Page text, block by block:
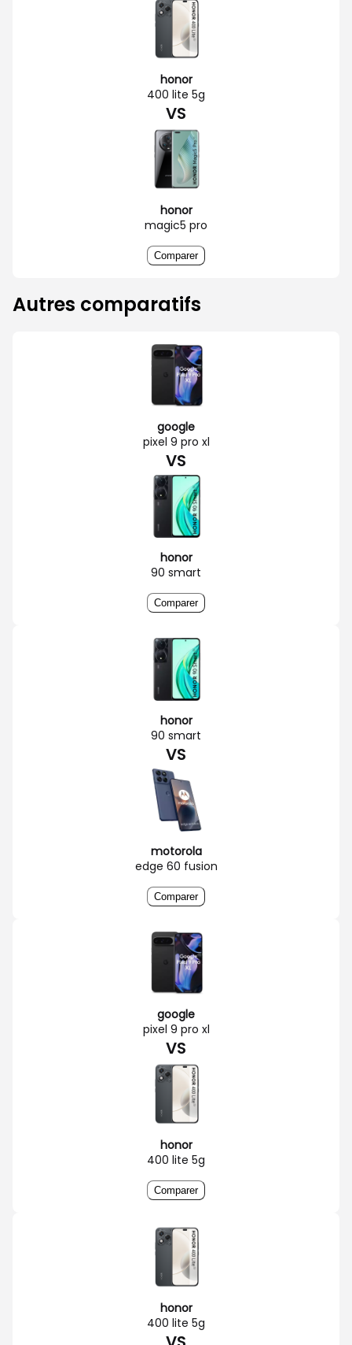
honor
400 lite 5g
VS
honor
magic5 pro
Comparer
Autres comparatifs
google
pixel 9 pro xl
VS
honor
90 smart
Comparer
honor
90 smart
VS
motorola
edge 60 fusion
Comparer
google
pixel 9 pro xl
VS
honor
400 lite 5g
Comparer
honor
400 lite 5g